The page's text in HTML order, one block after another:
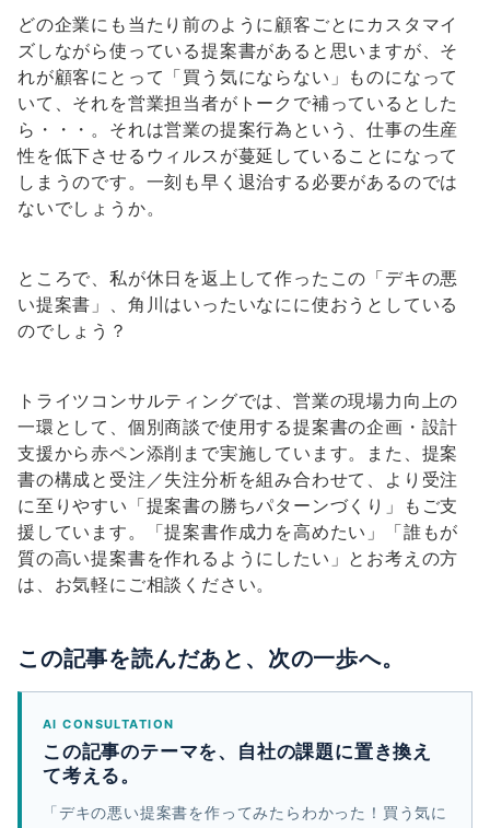
どの企業にも当たり前のように顧客ごとにカスタマイ
ズしながら使っている提案書があると思いますが、そ
れが顧客にとって「買う気にならない」ものになって
いて、それを営業担当者がトークで補っているとした
ら・・・。それは営業の提案行為という、仕事の生産
性を低下させるウィルスが蔓延していることになって
しまうのです。一刻も早く退治する必要があるのでは
ないでしょうか。
ところで、私が休日を返上して作ったこの「デキの悪
い提案書」、角川はいったいなにに使おうとしている
のでしょう？
トライツコンサルティングでは、営業の現場力向上の
一環として、個別商談で使用する提案書の企画・設計
支援から赤ペン添削まで実施しています。また、提案
書の構成と受注／失注分析を組み合わせて、より受注
に至りやすい「提案書の勝ちパターンづくり」もご支
援しています。「提案書作成力を高めたい」「誰もが
質の高い提案書を作れるようにしたい」とお考えの方
は、お気軽にご相談ください。
この記事を読んだあと、次の一歩へ。
AI CONSULTATION
この記事のテーマを、自社の課題に置き換え
て考える。
「デキの悪い提案書を作ってみたらわかった！買う気に